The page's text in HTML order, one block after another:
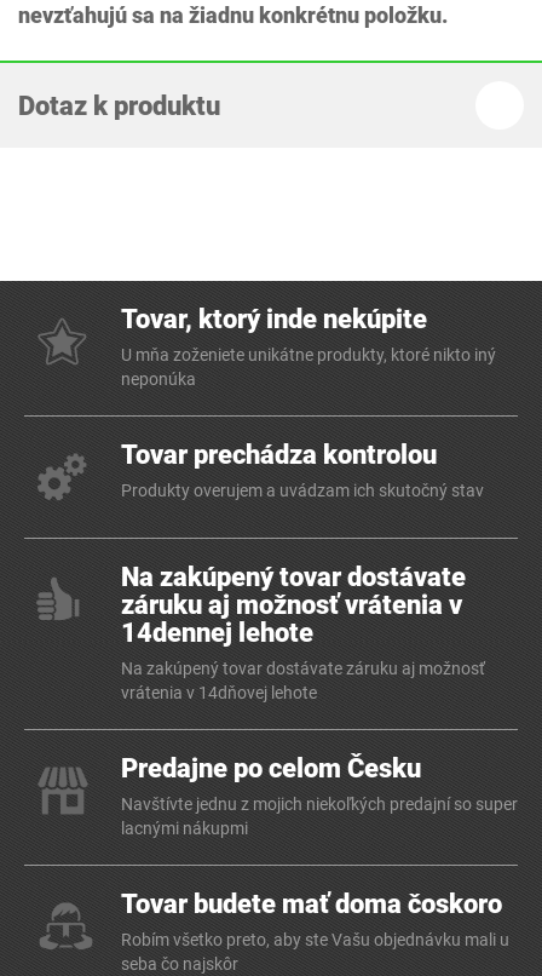
nevzťahujú sa na žiadnu konkrétnu položku.
Dotaz k produktu
Tovar, ktorý inde nekúpite
U mňa zoženiete unikátne produkty, ktoré nikto iný
neponúka
Tovar prechádza kontrolou
Produkty overujem a uvádzam ich skutočný stav
Na zakúpený tovar dostávate
záruku aj možnosť vrátenia v
14dennej lehote
Na zakúpený tovar dostávate záruku aj možnosť
vrátenia v 14dňovej lehote
Predajne po celom Česku
Navštívte jednu z mojich niekoľkých predajní so super
lacnými nákupmi
Tovar budete mať doma čoskoro
Robím všetko preto, aby ste Vašu objednávku mali u
seba čo najskôr